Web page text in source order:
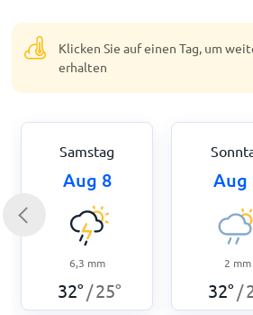
Klicken Sie auf einen Tag, um
erhalten
Samstag
Aug 8
6,3 mm
32° /25°
Aug
2 mm
32° /